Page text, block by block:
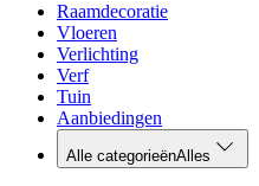
Raamdecoratie
Vloeren
Verlichting
Verf
Tuin
Aanbiedingen
Alle categorieënAlles